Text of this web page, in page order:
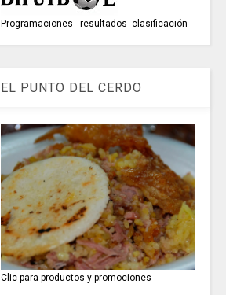
Programaciones - resultados -clasificación
EL PUNTO DEL CERDO
Clic para productos y promociones